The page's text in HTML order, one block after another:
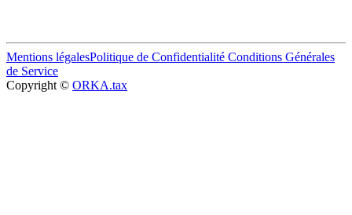
Mentions légalesPolitique de Confidentialité Conditions Générales
de Service
Copyright © ORKA.tax